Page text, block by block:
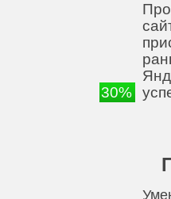
30%